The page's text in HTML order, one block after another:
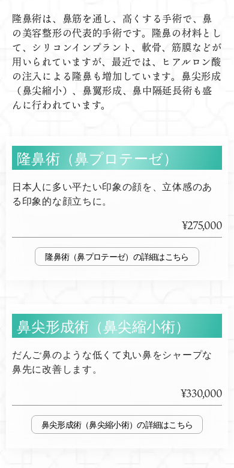
隆鼻術は、鼻筋を通し、高くする手術で、鼻
の美容整形の代表的手術です。隆鼻の材料とし
て、シリコンインプラント、軟骨、筋膜などが
用いられていますが、最近では、ヒアルロン酸
の注入による隆鼻も増加しています。鼻尖形成
（鼻尖縮小）、鼻翼形成、鼻中隔延長術も盛
んに行われています。
隆鼻術（鼻プロテーゼ）
日本人に多い平たい印象の顔を、立体感のあ
る印象的な顔立ちに。
¥275,000
隆鼻術（鼻プロテーゼ）
鼻尖形成術（鼻尖縮小術）
だんご鼻のような低くて丸い鼻をシャープな
鼻先に改善します。
¥330,000
鼻尖形成術（鼻尖縮小術）